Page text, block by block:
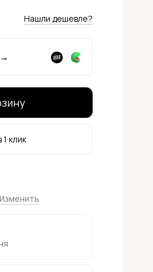
Нашли дешевле?
→
1 клик
Изменить